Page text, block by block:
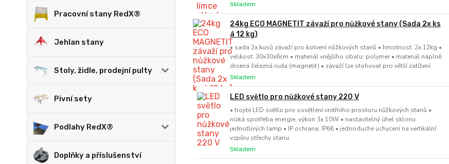
Pracovní stany RedX®
Jehlan stany
Stoly, židle, prodejní pulty
Pivní sety
Podlahy RedX®
Doplňky a příslušenství
Skladem
24kg ECO MAGNETIT závaží pro nůžkové stany (Sada 2x ks
á 12 kg)
• sada 2x kusů závaží pro kotvení nůžkových stanů • hmotnost: 2x 12kg •
velikost: 30x30x6cm • materiál vnějšího obalu: polymer • materiál náplně:
drcená železná ruda (magnetit) • závaží lze stohovat pro větší zatížení
Skladem
LED světlo pro nůžkové stany 220 V
• trojité LED světlo pro osvětlení vnitřního prostoru nůžkových stanů •
nízká spotřeba energie, výkon 3x 10W • nastavitelný úhel sklonu
jednotlivých lamp • IP ochrana: IP66 • jednoduché uchycení na vertikální
vzpěru střechy stanu
Skladem